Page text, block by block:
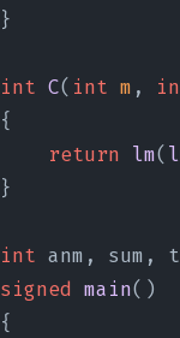
}
int C( int m ,
{
return lm(
}
int anm, sum,
signed main()
{